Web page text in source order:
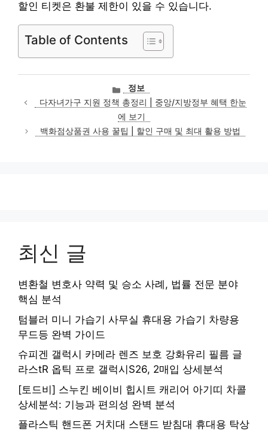
할인 티켓은 환불 제한이 있을 수 있습니다.
Table of Contents
카
테
고
리
정보
다자녀가구 지원 정책 총정리 | 중앙/지방정부 혜택 한눈
에 보기
백화점상품권 사용 꿀팁 | 할인 구매 및 최대 활용 방법
최신 글
변환철 변호사 약력 및 승소 사례, 법률 전문 분야
핵심 분석
텀블러 미니 가습기 사무실 휴대용 가습기 차량용
무드등 완벽 가이드
슈피겐 갤럭시 카메라 렌즈 보호 강화유리 필름 글
라스tR 옵틱 프로 갤럭시S26, 2매입 상세분석
[토드비] 스누킨 베이비 힙시트 캐리어 아기띠 차콜
상세분석: 기능과 편의성 완벽 분석
플라스틱 핸드폰 거치대 스탠드 받침대 휴대용 탁상